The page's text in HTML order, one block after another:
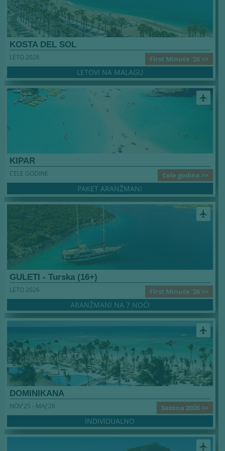
KOSTA DEL SOL
First Minute '26 >>
LETO 2026
LETOVI NA MALAGU
airplanemode_active
KIPAR
Cele godine >>
CELE GODINE
PAKET ARANŽMANI
airplanemode_active
GULETI - Turska (16+)
First Minute '26 >>
LETO 2026
ARANŽMANI NA 7 NOĆI
airplanemode_active
DOMINIKANA
Sezona 2026 >>
NOV'25 - MAJ'26
INDIVIDUALNO
airplanemode_active